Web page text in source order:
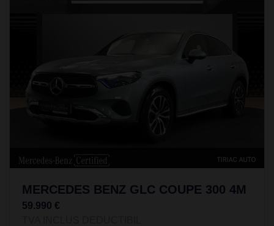
MERCEDES BENZ GLC COUPE 300 4M
59.990 €